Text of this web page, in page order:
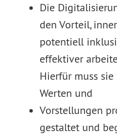
Die
den Vorteil,
potentiell
effektiver
Hierfür muss
Werten und
Vorstellungen
gestaltet und